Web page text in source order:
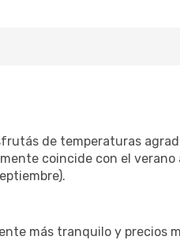
de temperaturas
coincide con el
más tranquilo y precios